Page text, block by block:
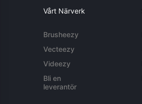
Vårt Närverk
Brusheezy
Vecteezy
Videezy
Bli en
leverantör